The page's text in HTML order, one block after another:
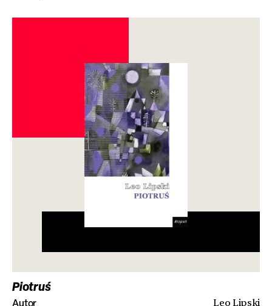
Piotruś
Autor Leo Lipski